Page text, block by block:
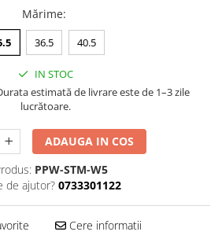
Mărime:
36.5 40.5
IN STOC
estimată de livrare este de 1–3 zile
lucrătoare.
ADAUGA IN COS
PPW-STM-W5
de ajutor? 0733301122
Cere informatii